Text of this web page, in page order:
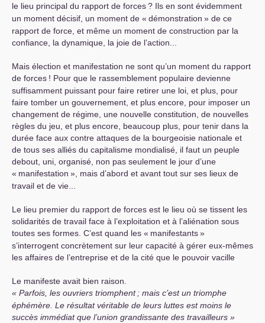
le lieu principal du rapport de forces? Ils en sont évidemment
un moment décisif, un moment de « démonstration » de ce
rapport de force, et même un moment de construction par la
confiance, la dynamique, la joie de l’action...
Mais élection et manifestation ne sont qu’un moment du rapport
de forces ! Pour que le rassemblement populaire devienne
suffisamment puissant pour faire retirer une loi, et plus, pour
faire tomber un gouvernement, et plus encore, pour imposer un
changement de régime, une nouvelle constitution, de nouvelles
règles du jeu, et plus encore, beaucoup plus, pour tenir dans la
durée face aux contre attaques de la bourgeoisie nationale et
de tous ses alliés du capitalisme mondialisé, il faut un peuple
debout, uni, organisé, non pas seulement le jour d’une
« manifestation », mais d’abord et avant tout sur ses lieux de
travail et de vie...
Le lieu premier du rapport de forces est le lieu où se tissent les
solidarités de travail face à l’exploitation et à l’aliénation sous
toutes ses formes. C’est quand les « manifestants»
s’interrogent concrètement sur leur capacité à gérer eux-mêmes
les affaires de l’entreprise et de la cité que le pouvoir vacille
Le manifeste avait bien raison.
Parfois, les ouvriers triomphent ; mais c’est un triomphe
éphémère. Le résultat véritable de leurs luttes est moins le
succès immédiat que l’union grandissante des travailleurs